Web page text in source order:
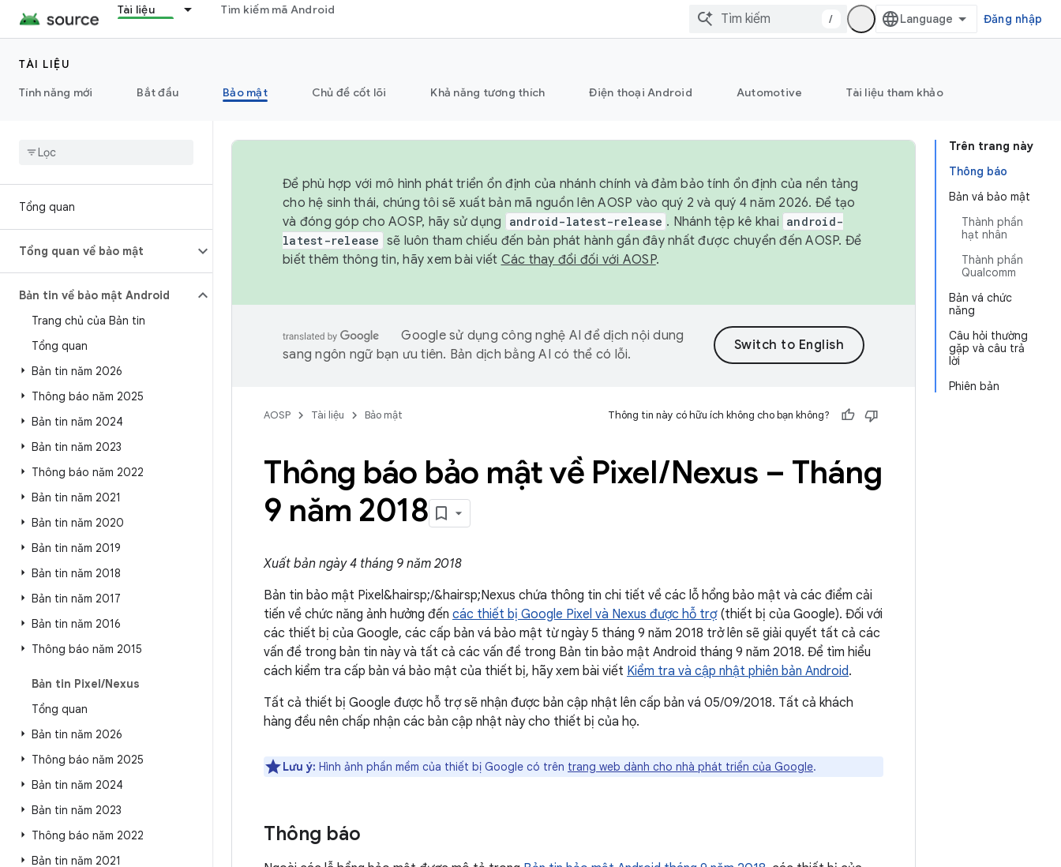
Tài liệu Tìm kiếm mã Android
/ Đăng nhập
TÀI LIỆU
Tính năng mới
Bắt đầu Bảo mật Chủ đề cốt lõi Khả năng tương thích Điện thoại Android Automotive Tài liệu tham khảo
Tổng quan
Tổng quan về bảo mật
Bản tin về bảo mật Android
Trang chủ của Bản tin
Tổng quan
Bản tin năm 2026
Thông báo năm 2025
Bản tin năm 2024
Bản tin năm 2023
Thông báo năm 2022
Bản tin năm 2021
Bản tin năm 2020
Bản tin năm 2019
Bản tin năm 2018
Bản tin năm 2017
Bản tin năm 2016
Thông báo năm 2015
Bản tin Pixel/Nexus
Tổng quan
Bản tin năm 2026
Thông báo năm 2025
Bản tin năm 2024
Bản tin năm 2023
Thông báo năm 2022
Bản tin năm 2021
Trên trang này
Thông báo
Bản vá bảo mật
Thành phần
hạt nhân
Thành phần
Qualcomm
Bản vá chức
năng
Câu hỏi thường
gặp và câu trả
lời
Phiên bản
Để phù hợp với mô hình phát triển ổn định của nhánh chính và đảm bảo tính ổn định của nền tảng
cho hệ sinh thái, chúng tôi sẽ xuất bản mã nguồn lên AOSP vào quý 2 và quý 4 năm 2026. Để tạo
và đóng góp cho AOSP, hãy sử dụng
android-latest-release . Nhánh tệp kê khai android-
latest-release sẽ luôn tham chiếu đến bản phát hành gần đây nhất được chuyển đến AOSP. Để
biết thêm thông tin, hãy xem bài viết Các thay đổi đối với AOSP.
Google sử dụng công nghệ AI để dịch nội dung
sang ngôn ngữ bạn ưu tiên. Bản dịch bằng AI có thể có lỗi.
AOSP Tài liệu Bảo mật Thông tin này có hữu ích không cho bạn không?
Thông báo bảo mật về Pixel/Nexus – Tháng
9 năm 2018
Xuất bản ngày 4 tháng 9 năm 2018
Bản tin bảo mật Pixel&hairsp;/&hairsp;Nexus chứa thông tin chi tiết về các lỗ hổng bảo mật và các điểm cải
tiến về chức năng ảnh hưởng đến các thiết bị Google Pixel và Nexus được hỗ trợ(thiết bị của Google). Đối với
các thiết bị của Google, các cấp bản vá bảo mật từ ngày 5 tháng 9 năm 2018 trở lên sẽ giải quyết tất cả các
vấn đề trong bản tin này và tất cả các vấn đề trong Bản tin bảo mật Android tháng 9 năm 2018. Để tìm hiểu
cách kiểm tra cấp bản vá bảo mật của thiết bị, hãy xem bài viết Kiểm tra và cập nhật phiên bản Android.
Tất cả thiết bị Google được hỗ trợ sẽ nhận được bản cập nhật lên cấp bản vá 05/09/2018. Tất cả khách
hàng đều nên chấp nhận các bản cập nhật này cho thiết bị của họ.
Lưu ý: Hình ảnh phần mềm của thiết bị Google có trên trang web dành cho nhà phát triển của Google.
Thông báo